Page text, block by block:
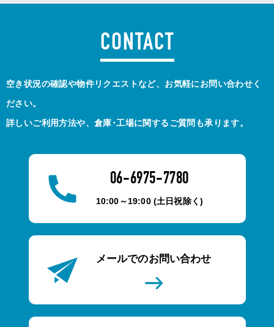
CONTACT
空き状況の確認や物件リクエストなど、お気軽にお問い合わせく
ださい。
詳しいご利用方法や、倉庫･工場に関するご質問も承ります。
06-6975-7780
10:00～19:00 (土日祝除く)
メールでのお問い合わせ